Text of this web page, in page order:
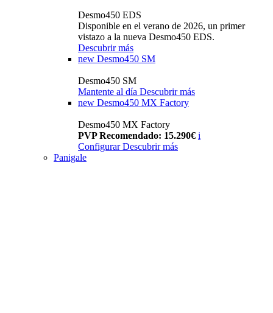
Desmo450 EDS
Disponible en el verano de 2026, un primer
vistazo a la nueva Desmo450 EDS.
Descubrir más
new Desmo450 SM
Desmo450 SM
Mantente al día Descubrir más
new Desmo450 MX Factory
Desmo450 MX Factory
PVP Recomendado: 15.290€ i
Configurar Descubrir más
Panigale